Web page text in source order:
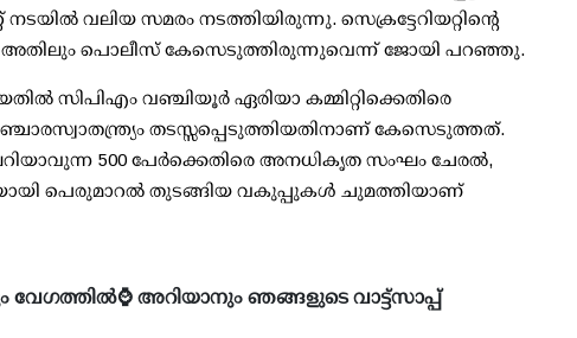
വലിയ സമരം നടത്തിയിരുന്നു. സെക്രട്ടേറിയറ്റിന്റെ
അതിലും പൊലീസ് കേസെടുത്തിരുന്നുവെന്ന് ജോയി പറഞ്ഞു.
സിപിഎം വഞ്ചിയൂര്‍ ഏരിയാ കമ്മിറ്റിക്കെതിരെ
തടസ്സപ്പെടുത്തിയതിനാണ് കേസെടുത്തത്.
500 പേര്‍ക്കെതിരെ അനധികൃത സംഘം ചേരല്‍,
പെരുമാറല്‍ തുടങ്ങിയ വകുപ്പുകള്‍ ചുമത്തിയാണ്
വേഗത്തിൽ⌚ അറിയാനും ഞങ്ങളുടെ വാട്ട്സാപ്പ്